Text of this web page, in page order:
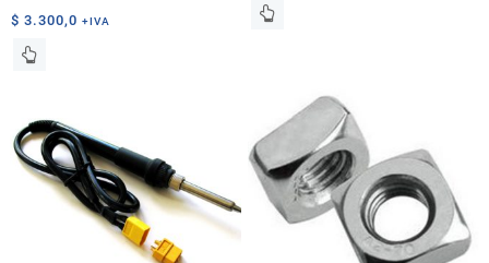
$ 3.300,0 +IVA